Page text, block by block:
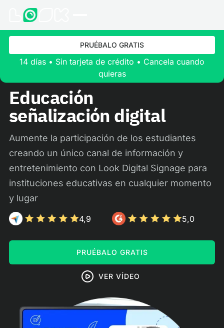
PRUÉBALO GRATIS
14 días • Sin tarjeta de crédito • Cancela cuando
quieras
Educación
señalización digital
Aumente la participación de los estudiantes
creando un único canal de información y
entretenimiento con Look Digital Signage para
instituciones educativas en cualquier momento
y lugar
4,9 5,0
PRUÉBALO GRATIS
VER VÍDEO